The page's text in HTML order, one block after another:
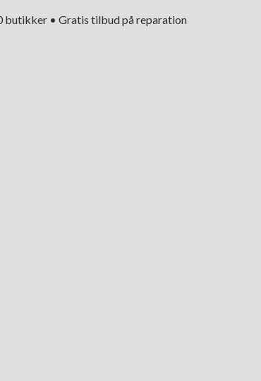
butikker • Gratis tilbud på reparation